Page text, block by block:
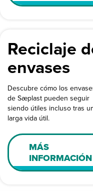
Reciclaje
envases
Descubre cómo los
de Sæplast pueden seguir
siendo útiles incluso tras
larga vida útil.
MÁS
INFORMACIÓN